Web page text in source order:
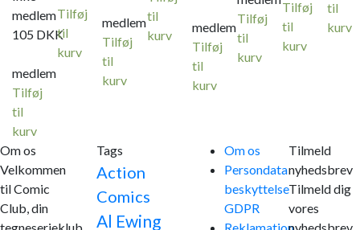
medlem
105 DKK
medlem
Tilføj
til
kurv
Tilføj
til
kurv
medlem
Tilføj
til
kurv
til
kurv
medlem
Tilføj
til
kurv
Tilføj
til
kurv
Tilføj
til
kurv
til
kurv
Om os
Velkommen
til Comic
Club, din
Tags
Action
Comics
Al Ewing
Om os
Persondata
beskyttelse
GDPR
Tilmeld
nyhedsbrev
Tilmeld dig
vores